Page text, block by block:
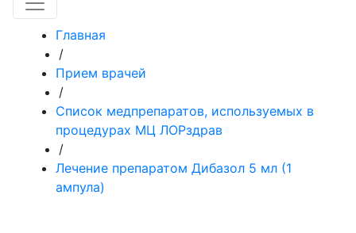
Главная
/
Прием врачей
/
Список медпрепаратов, используемых в
процедурах МЦ ЛОРздрав
/
Лечение препаратом Дибазол 5 мл (1
ампула)